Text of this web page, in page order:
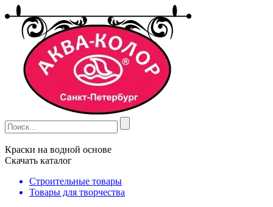
Краски на водной основе
Скачать каталог
Строительные товары
Товары для творчества